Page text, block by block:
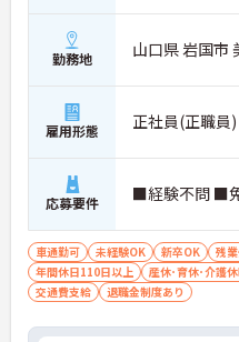
勤務地 山口県 岩国市
雇用形態 正社員(正職員)
応募要件 ■経験不問 ■
車通勤可 未経験OK 新卒OK 残
年間休日110日以上
産休･育休･介護
交通費支給
退職金制度あり